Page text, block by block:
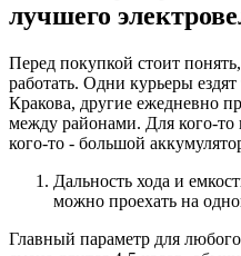
лучшего
Перед покупкой стоит
работать. Одни курьеры
Кракова, другие ежедневно
между районами. Для кого-то
кого-то - большой
Дальность хода и
можно проехать на
Главный параметр для